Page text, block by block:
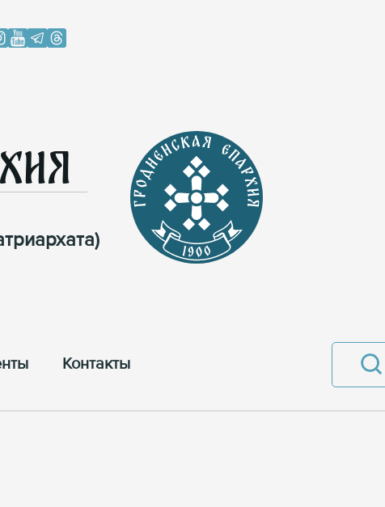
Контакты